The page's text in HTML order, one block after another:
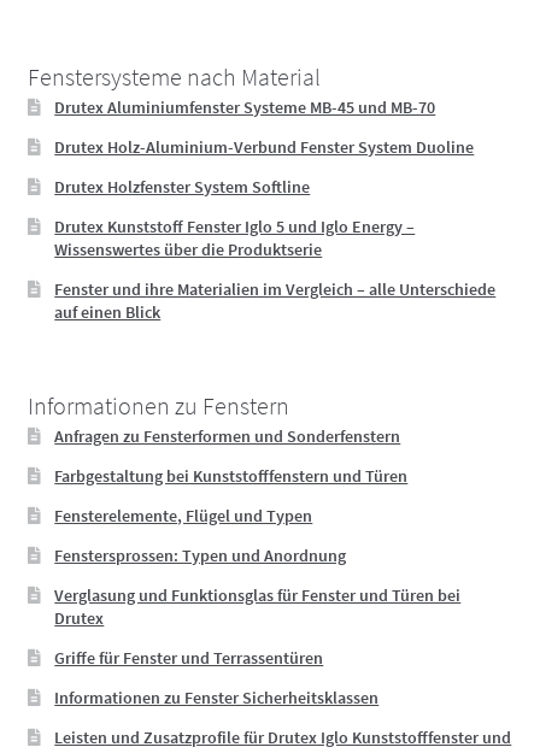
Fenstersysteme nach Material
Drutex Aluminiumfenster Systeme MB-45 und MB-70
Drutex Holz-Aluminium-Verbund Fenster System Duoline
Drutex Holzfenster System Softline
Drutex Kunststoff Fenster Iglo 5 und Iglo Energy –
Wissenswertes über die Produktserie
Fenster und ihre Materialien im Vergleich – alle Unterschiede
auf einen Blick
Informationen zu Fenstern
Anfragen zu Fensterformen und Sonderfenstern
Farbgestaltung bei Kunststofffenstern und Türen
Fensterelemente, Flügel und Typen
Fenstersprossen: Typen und Anordnung
Verglasung und Funktionsglas für Fenster und Türen bei
Drutex
Griffe für Fenster und Terrassentüren
Informationen zu Fenster Sicherheitsklassen
Leisten und Zusatzprofile für Drutex Iglo Kunststofffenster und